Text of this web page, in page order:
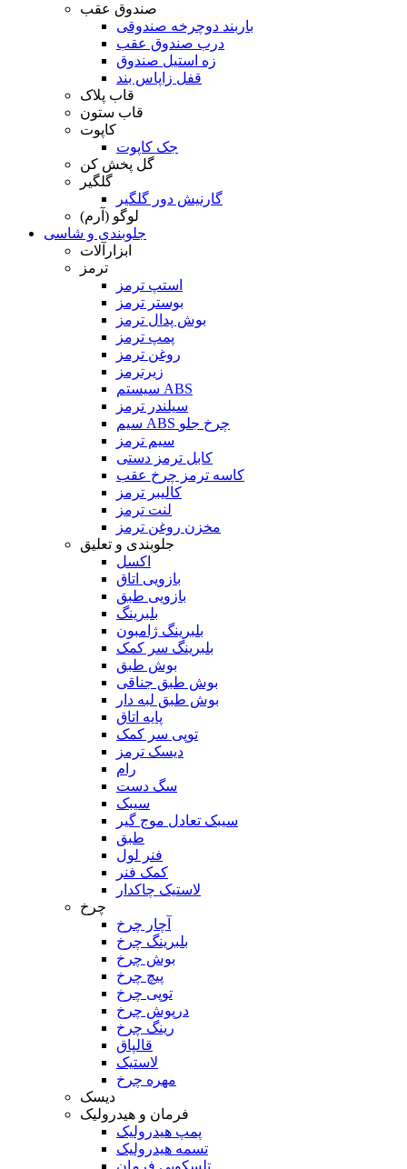
صندوق عقب
باربند دوچرخه صندوقی
درب صندوق عقب
زه استیل صندوق
قفل زاپاس بند
قاب پلاک
قاب ستون
کاپوت
جک کاپوت
گل پخش کن
گلگیر
گارنیش دور گلگیر
لوگو (آرم)
جلوبندی و شاسی
ابزارآلات
ترمز
استپ ترمز
بوستر ترمز
بوش پدال ترمز
پمپ ترمز
روغن ترمز
زیرترمز
سیستم ABS
سیلندر ترمز
سیم ABS چرخ جلو
سیم ترمز
کابل ترمز دستی
کاسه ترمز چرخ عقب
کالیبر ترمز
لنت ترمز
مخزن روغن ترمز
جلوبندی و تعلیق
اکسل
بازویی اتاق
بازویی طبق
بلبرینگ
بلبرینگ ژامبون
بلبرینگ سر کمک
بوش طبق
بوش طبق جناقی
بوش طبق لبه دار
پایه اتاق
توپی سر کمک
دیسک ترمز
رام
سگ دست
سیبک
سیبک تعادل موج گیر
طبق
فنر لول
کمک فنر
لاستیک چاکدار
چرخ
آچار چرخ
بلبرینگ چرخ
بوش چرخ
پیچ چرخ
توپی چرخ
درپوش چرخ
رینگ چرخ
قالپاق
لاستیک
مهره چرخ
دیسک
فرمان و هیدرولیک
پمپ هیدرولیک
تسمه هیدرولیک
تلسکوپی فرمان